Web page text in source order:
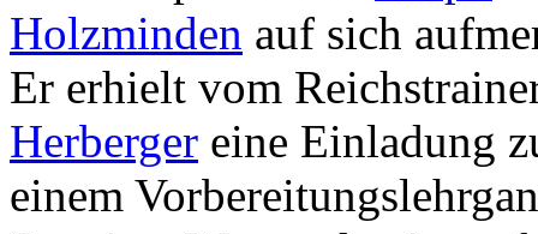
Holzminden auf sich
Er erhielt vom
Herberger eine Einladung
einem